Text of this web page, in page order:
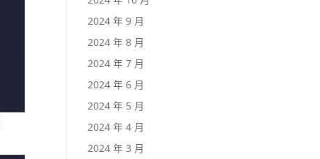
2024 年 9 月
2024 年 8 月
2024 年 7 月
2024 年 6 月
2024 年 5 月
2024 年 4 月
2024 年 3 月